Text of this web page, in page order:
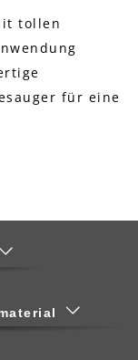
tollen
für eine